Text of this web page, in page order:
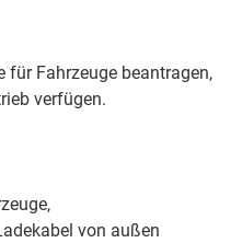
für Fahrzeuge beantragen,
verfügen.
von außen